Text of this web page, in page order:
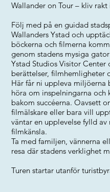
Wallander on Tour – kliv
Följ med på en guidad
Wallanders Ystad och
böckerna och filmerna
genom stadens mysiga
Ystad Studios Visitor Center
berättelser, filmhemligheter
Här får ni uppleva miljöerna
höra om inspelningarna och
bakom succéerna. Oavsett
filmälskare eller bara vill
väntar en upplevelse fylld
filmkänsla.
Ta med familjen, vännerna
resa där stadens verklighet
Turen startar utanför